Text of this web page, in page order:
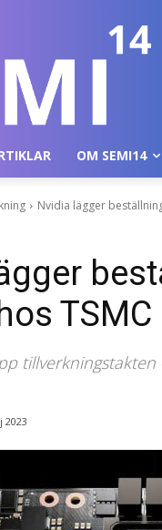
OM SEMI14
Nvidia lägger
TSMC
2023